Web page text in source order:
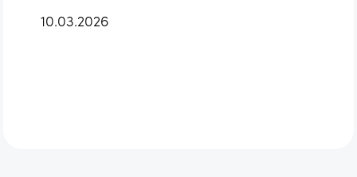
10.03.2026